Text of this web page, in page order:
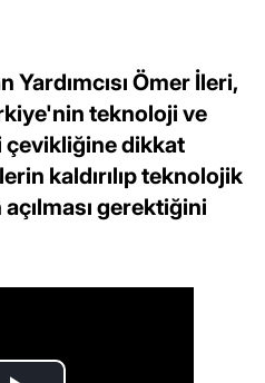
Yardımcısı Ömer İleri,
teknoloji ve
çevikliğine dikkat
kaldırılıp teknolojik
gerektiğini